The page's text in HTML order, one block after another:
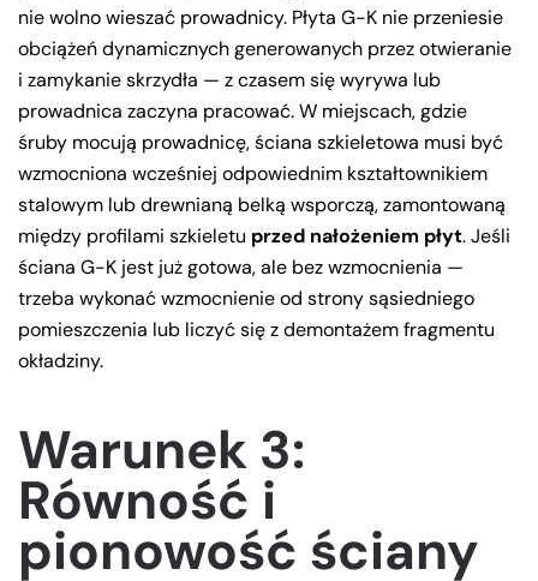
nie wolno wieszać prowadnicy. Płyta G-K nie przeniesie
obciążeń dynamicznych generowanych przez otwieranie
i zamykanie skrzydła — z czasem się wyrywa lub
prowadnica zaczyna pracować. W miejscach, gdzie
śruby mocują prowadnicę, ściana szkieletowa musi być
wzmocniona wcześniej odpowiednim kształtownikiem
stalowym lub drewnianą belką wsporczą, zamontowaną
między profilami szkieletu przed nałożeniem płyt. Jeśli
ściana G-K jest już gotowa, ale bez wzmocnienia —
trzeba wykonać wzmocnienie od strony sąsiedniego
pomieszczenia lub liczyć się z demontażem fragmentu
okładziny.
Warunek 3:
Równość i
pionowość ściany